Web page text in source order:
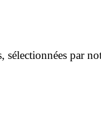
sélectionnées par